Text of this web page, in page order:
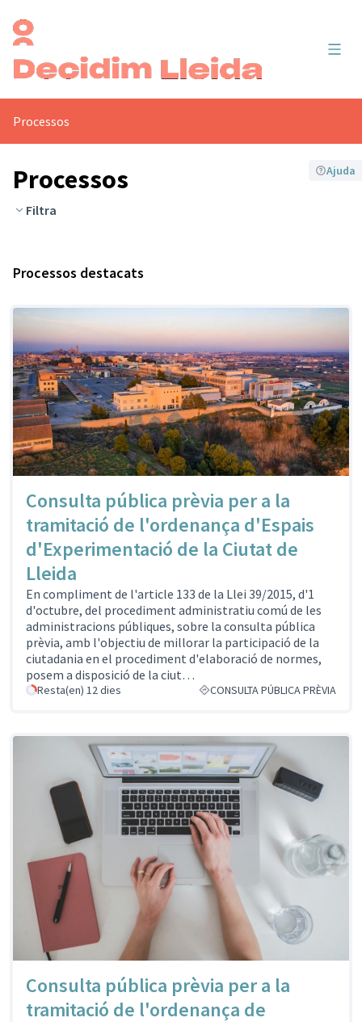
Processos
Processos
Filtra
Ajuda
Processos destacats
Consulta pública prèvia per a la
tramitació de l'ordenança d'Espais
d'Experimentació de la Ciutat de
Lleida
En compliment de l'article 133 de la Llei 39/2015, d'1
d'octubre, del procediment administratiu comú de les
administracions públiques, sobre la consulta pública
prèvia, amb l'objectiu de millorar la participació de la
ciutadania en el procediment d'elaboració de normes,
posem a disposició de la ciut…
Resta(en) 12 dies CONSULTA PÚBLICA PRÈVIA
Consulta pública prèvia per a la
tramitació de l'ordenança de